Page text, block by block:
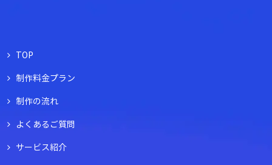
TOP
制作料金プラン
制作の流れ
よくあるご質問
サービス紹介